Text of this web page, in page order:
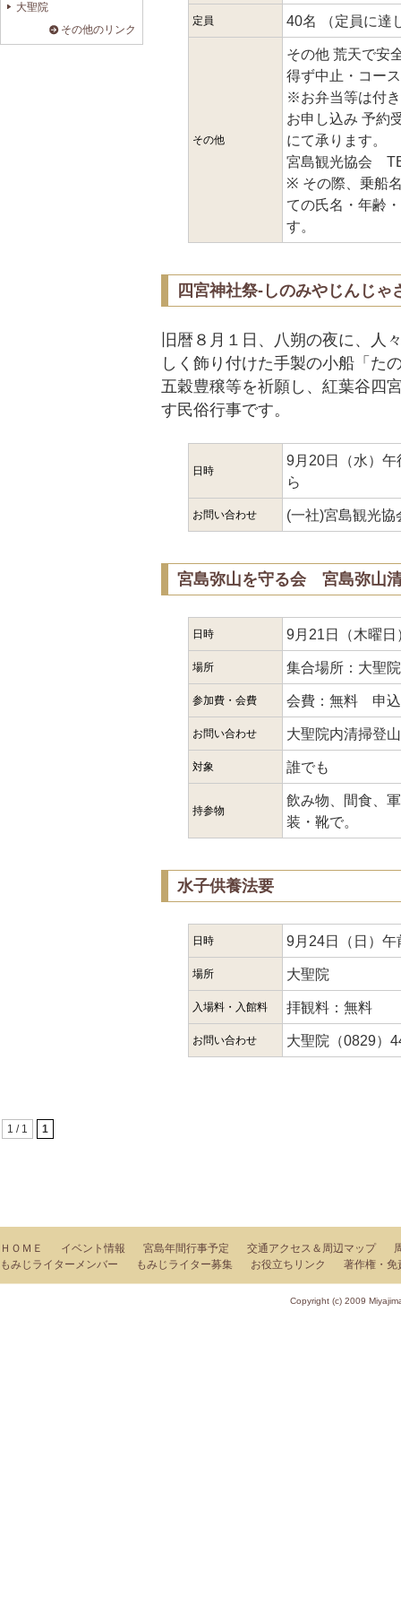
定員 40名 （定員に達
その他
その他 荒天で安
得ず中止・コー
※お弁当等は付
お申し込み 予約
にて承ります。
宮島観光協会
※ その際、乗船
ての氏名・年齢
す。
四宮神社祭-しのみやじんじゃ
旧暦８月１日、八朔の夜に、人
しく飾り付けた手製の小船「た
五穀豊穣等を祈願し、紅葉谷四
す民俗行事です。
日時
9月20日（水）
ら
お問い合わせ (一社)宮島観光
宮島弥山を守る会 宮島弥山
日時 9月21日（木曜
場所 集合場所：大聖
参加費・会費 会費：無料 申
お問い合わせ 大聖院内清掃登
対象 誰でも
持参物
飲み物、間食、
装・靴で。
水子供養法要
日時 9月24日（日）午
場所 大聖院
入場料・入館料 拝観料：無料
お問い合わせ 大聖院（0829）
大聖院
その他のリンク
1 / 1 1
ＨＯＭＥ イベント情報 宮島年間行事予定 交通アクセス＆周辺マップ
もみじライターメンバー
もみじライター募集 お役立ちリンク 著作権・免
Copyright (c) 2009